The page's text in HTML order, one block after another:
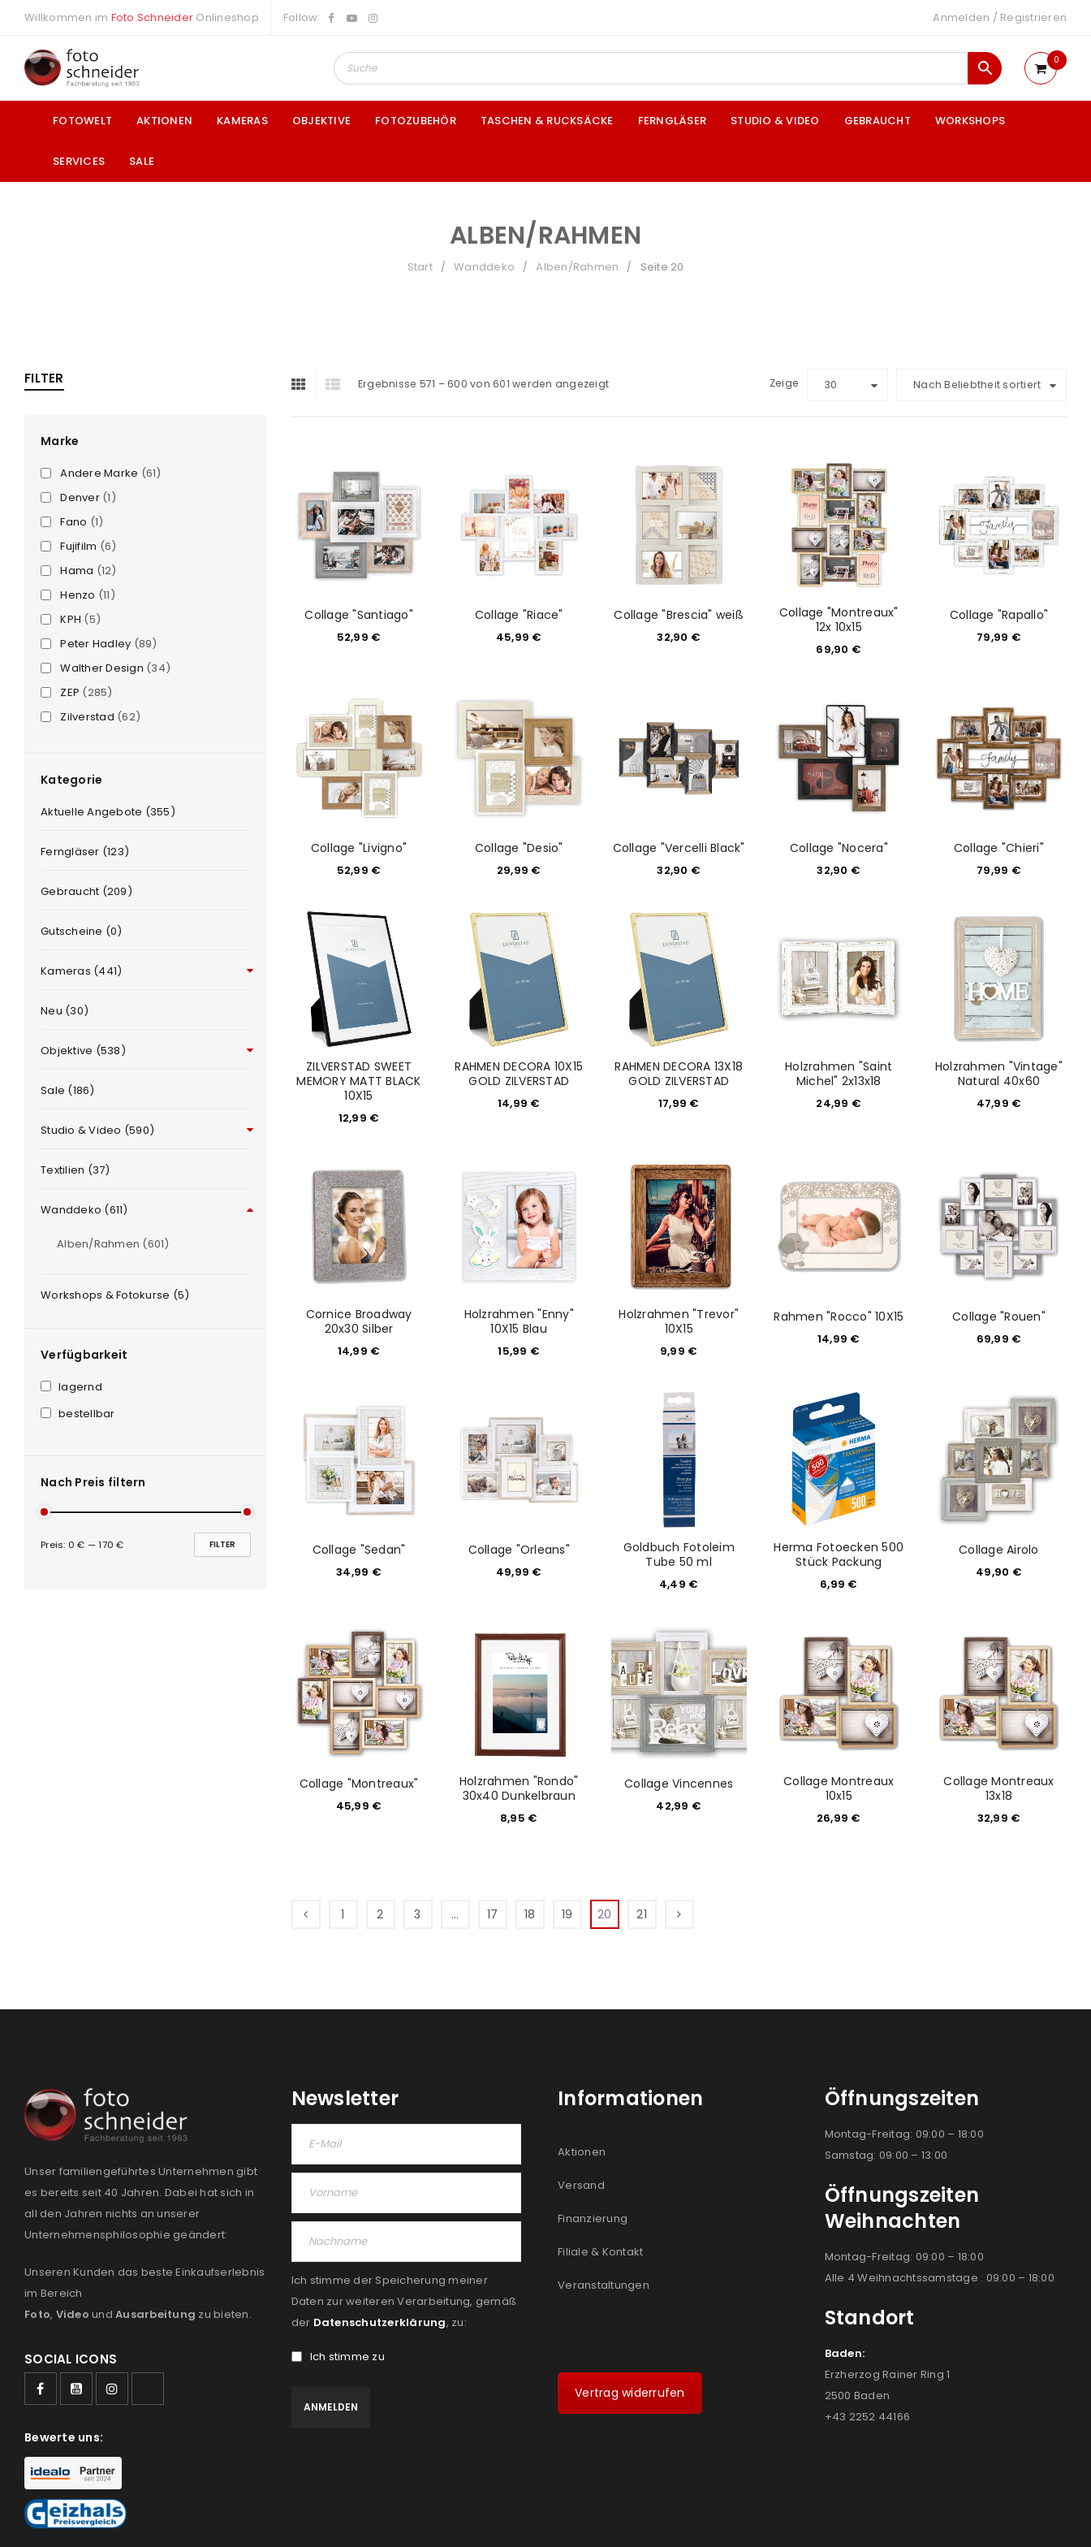
Benutzername oder E-Mail-Adresse*
REGISTRIEREN
E-Mail-Adresse*
Ein Link zum Erstellen eines neuen Passworts wird an deine E-
Ja, ich möchte ein Kundenkonto eröffnen und akzeptiere die
Datenschutzerklärung. *
REGISTRIEREN
Willkommen im Foto Schneider Onlineshop Follow: Anmelden / Registrieren
0
FOTOWELT AKTIONEN KAMERAS OBJEKTIVE FOTOZUBEHÖR TASCHEN & RUCKSÄCKE FERNGLÄSER STUDIO & VIDEO GEBRAUCHT WORKSHOPS
SERVICES SALE
ALBEN/RAHMEN
Start / Wanddeko / Alben/Rahmen / Seite 20
FILTER
Marke
Andere Marke (61)
Denver (1)
Fano (1)
Fujifilm (6)
Hama (12)
Henzo (11)
KPH (5)
Peter Hadley (89)
Walther Design (34)
ZEP (285)
Zilverstad (62)
Kategorie
Aktuelle Angebote (355)
Ferngläser (123)
Gebraucht (209)
Gutscheine (0)
Kameras (441)
Neu (30)
Objektive (538)
Sale (186)
Studio & Video (590)
Textilien (37)
Wanddeko (611)
Alben/Rahmen (601)
Workshops & Fotokurse (5)
Verfügbarkeit
lagernd
bestellbar
Nach Preis filtern
FILTER
Preis: 0 € —170 €
Ergebnisse 571 – 600 von 601 werden angezeigt Nach Beliebtheit sortiert
Zeige 30
Collage "Santiago"
52,99 €
Collage "Riace"
45,99 €
Collage "Brescia" weiß
32,90 €
Collage "Montreaux"
12x 10x15
69,90 €
Collage "Rapallo"
79,99 €
Collage "Livigno"
52,99 €
Collage "Desio"
29,99 €
Collage "Vercelli Black"
32,90 €
Collage "Nocera"
32,90 €
Collage "Chieri"
79,99 €
ZILVERSTAD SWEET
MEMORY MATT BLACK
10X15
12,99 €
RAHMEN DECORA 10X15
GOLD ZILVERSTAD
14,99 €
RAHMEN DECORA 13X18
GOLD ZILVERSTAD
17,99 €
Holzrahmen "Saint
Michel" 2x13x18
24,99 €
Holzrahmen "Vintage"
Natural 40x60
47,99 €
Cornice Broadway
20x30 Silber
14,99 €
Holzrahmen "Enny"
10X15 Blau
15,99 €
Holzrahmen "Trevor"
10X15
9,99 €
Rahmen "Rocco" 10X15
14,99 €
Collage "Rouen"
69,99 €
Collage "Sedan"
34,99 €
Collage "Orleans"
49,99 €
Goldbuch Fotoleim
Tube 50 ml
4,49 €
Herma Fotoecken 500
Stück Packung
6,99 €
Collage Airolo
49,90 €
Collage "Montreaux"
45,99 €
Holzrahmen "Rondo"
30x40 Dunkelbraun
8,95 €
Collage Vincennes
42,99 €
Collage Montreaux
10x15
26,99 €
Collage Montreaux
13x18
32,99 €
1 2 3 … 17 18 19 20 21
Unser familiengeführtes Unternehmen gibt
es bereits seit 40 Jahren. Dabei hat sich in
all den Jahren nichts an unserer
Unternehmensphilosophie geändert:
Unseren Kunden das beste Einkaufserlebnis
im Bereich
Foto, Video und Ausarbeitung zu bieten.
SOCIAL ICONS
Bewerte uns:
Newsletter
Ich stimme der Speicherung meiner
Daten zur weiteren Verarbeitung, gemäß
der Datenschutzerklärung, zu:
Ich stimme zu
Informationen
Aktionen
Versand
Finanzierung
Filiale & Kontakt
Veranstaltungen
Vertrag widerrufen
Öffnungszeiten
Montag-Freitag: 09:00 – 18:00
Samstag: 09:00 – 13:00
Öffnungszeiten
Weihnachten
Montag-Freitag: 09:00 – 18:00
Alle 4 Weihnachtssamstage : 09:00 – 18:00
Standort
Baden:
Erzherzog Rainer Ring 1
2500 Baden
+43 2252 44166